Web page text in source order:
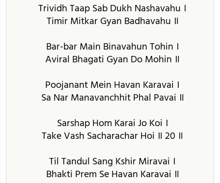
Trividh Taap Sab Dukh Nashavahu ।
Timir Mitkar Gyan Badhavahu ॥
Bar-bar Main Binavahun Tohin ।
Aviral Bhagati Gyan Do Mohin ॥
Poojanant Mein Havan Karavai ।
Sa Nar Manavanchhit Phal Pavai ॥
Sarshap Hom Karai Jo Koi ।
Take Vash Sacharachar Hoi ॥ 20 ॥
Til Tandul Sang Kshir Miravai ।
Bhakti Prem Se Havan Karavai ॥